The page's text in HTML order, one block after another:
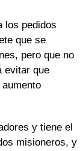
los pedidos
que se
pero que no
evitar que
y tiene el
misioneros, y